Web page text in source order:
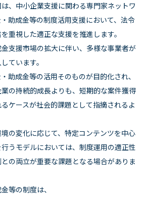
、中小企業支援に関わる専門家ネットワ
助成金等の制度活用支援において、法令
重視した適正な支援を推進します。
支援市場の拡大に伴い、多様な事業者が
ています。
助成金等の活用そのものが目的化され、
の持続的成長よりも、短期的な案件獲得
ケースが社会的課題として指摘されるよ
の変化に応じて、特定コンテンツを中心
うモデルにおいては、制度運用の適正性
の両立が重要な課題となる場合がありま
等の制度は、